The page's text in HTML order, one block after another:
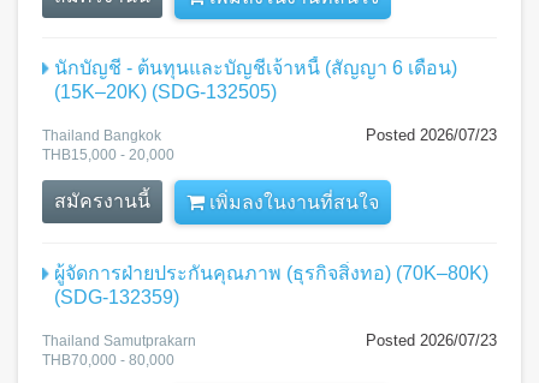
นักบัญชี - ต้นทุนและบัญชีเจ้าหนี้ (สัญญา 6 เดือน)
(15K–20K) (SDG-132505)
Posted 2026/07/23
Thailand Bangkok
THB15,000 - 20,000
สมัครงานนี้ เพิ่มลงในงานที่สนใจ
ผู้จัดการฝ่ายประกันคุณภาพ (ธุรกิจสิ่งทอ) (70K–80K)
(SDG-132359)
Posted 2026/07/23
Thailand Samutprakarn
THB70,000 - 80,000